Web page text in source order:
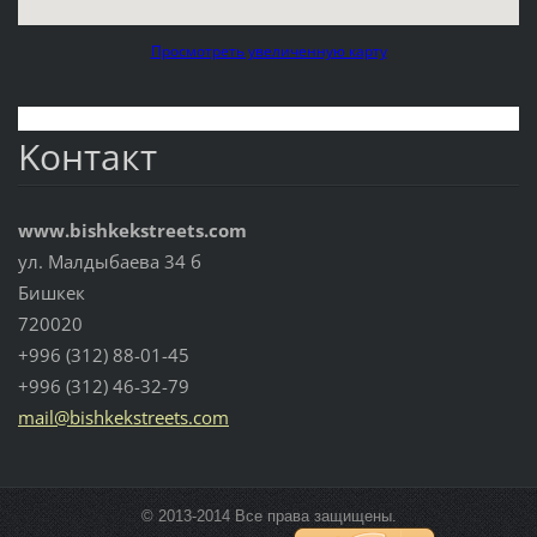
Просмотреть увеличенную карту
Koнтакт
www.bishkekstreets.com
ул. Малдыбаева 34 б
Бишкек
720020
+996 (312) 88-01-45
+996 (312) 46-32-79
mail@bishkekstreets.com
© 2013-2014 Все права защищены.